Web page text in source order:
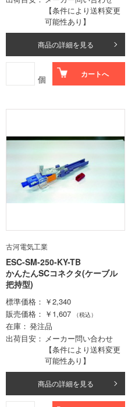
【条件により送料変更
可能性あり】
商品の詳細を見る
個 カートへ
古河電気工業
ESC-SM-250-KY-TB
かんたんSCコネクタ(ケーブル
把持型)
標準価格
￥2,340
販売価格
￥1,607 （税込）
在庫
発注品
出荷目安
メーカー問い合わせ
【条件により送料変更
可能性あり】
商品の詳細を見る